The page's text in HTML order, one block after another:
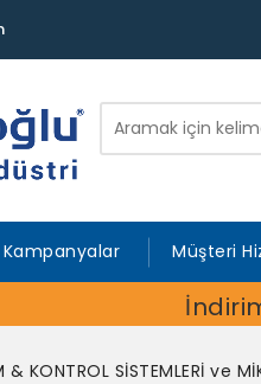
Kampanyalar Müşteri
KONTROL SİSTEMLERİ ve